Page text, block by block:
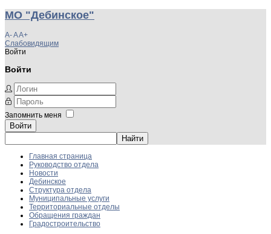
МО "Дебинское"
A-AA+
Слабовидящим
Войти
Войти
Запомнить меня
Войти
Главная страница
Руководство отдела
Новости
Дебинское
Структура отдела
Муниципальные услуги
Территориальные отделы
Обращения граждан
Градостроительство